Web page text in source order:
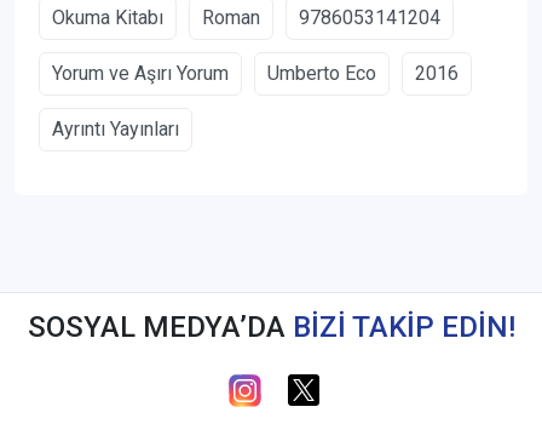
Okuma Kitabı Roman 9786053141204
Yorum ve Aşırı Yorum Umberto Eco 2016
Ayrıntı Yayınları
SOSYAL MEDYA’DA BİZİ TAKİP EDİN!